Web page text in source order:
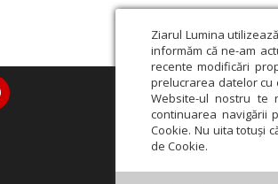
Ziarul Lumina
informăm că ne-am
recente modificări
prelucrarea datelor cu
Website-ul nostru te
continuarea navigării
Cookie. Nu uita totuși
de Cookie.